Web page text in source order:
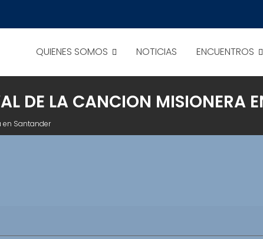
QUIENES SOMOS NOTICIAS ENCUENTROS
DE LA CANCION MISIONERA
en Santander